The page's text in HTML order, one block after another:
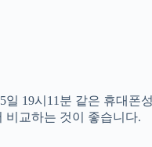
19시11분 같은 휴대폰
비교하는 것이 좋습니다.